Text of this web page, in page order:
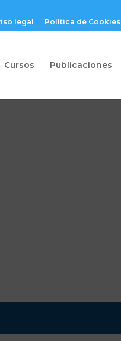
legal Política de Cookies
Cursos Publicaciones